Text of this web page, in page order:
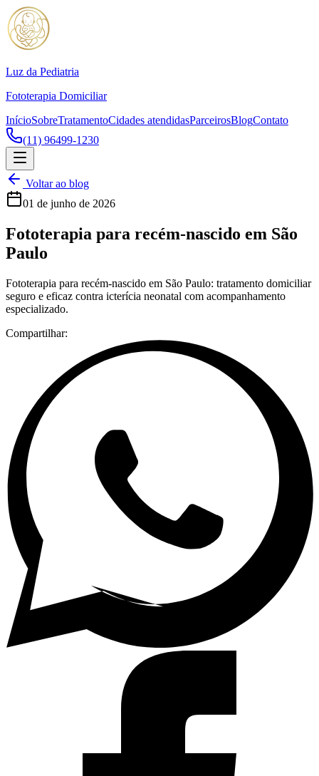
Luz da Pediatria
Fototerapia Domiciliar
InícioSobreTratamentoCidades atendidasParceirosBlogContato
(11) 96499-1230
Voltar ao blog
01 de junho de 2026
Fototerapia para recém-nascido em São
Paulo
Fototerapia para recém-nascido em São Paulo: tratamento domiciliar
seguro e eficaz contra icterícia neonatal com acompanhamento
especializado.
Compartilhar: